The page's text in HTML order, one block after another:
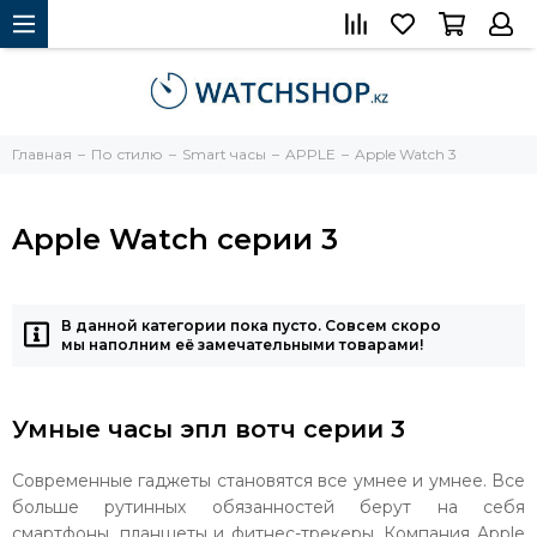
Главная По стилю Smart часы APPLE Apple Watch 3
Apple Watch серии 3
В данной категории пока пусто. Совсем скоро
мы наполним её замечательными товарами!
Умные часы эпл вотч серии 3
Современные гаджеты становятся все умнее и умнее. Все
больше рутинных обязанностей берут на себя